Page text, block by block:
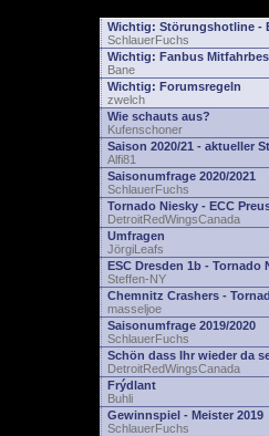
Wichtig: Störungshotline -
SchlauerFuchs
Wichtig: Fanbus
Bane
Wichtig: Forumsregeln
zwelch
Wie schauts aus?
Kufenschoner
Saison 2020/21 - aktueller
Alfi81
Saisonumfrage 2020/2021
SchlauerFuchs
Tornado Niesky - ECC
DetroitRedWingsCanada
Umfragen
JörgiLeafs
ESC Dresden 1b - Tornado
Steffen-NY
Chemnitz Crashers -
masseljoe
Saisonumfrage 2019/2020
SchlauerFuchs
Schön dass Ihr wieder da
DetroitRedWingsCanada
Frýdlant
Buhli
Gewinnspiel - Meister 2019
SchlauerFuchs